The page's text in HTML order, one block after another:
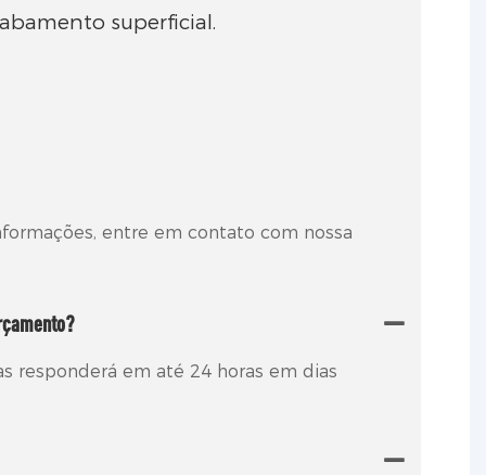
superficial.
entre em contato com nossa
responderá em até 24 horas em dias